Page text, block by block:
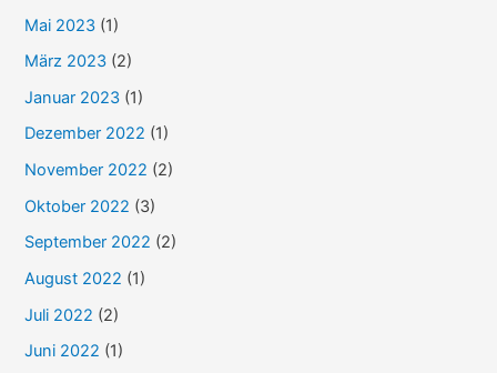
n
n
a
c
Mai 2023 (1)
März 2023 (2)
Januar 2023 (1)
Dezember 2022 (1)
November 2022 (2)
Oktober 2022 (3)
September 2022 (2)
August 2022 (1)
Juli 2022 (2)
Juni 2022 (1)